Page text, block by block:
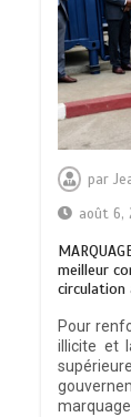
par
août 6,
meilleur
circulation
Pour
illicite et